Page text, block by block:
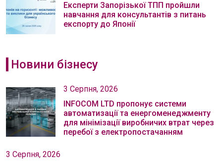
Експерти Запорізької ТПП пройшли
навчання для консультантів з питань
експорту до Японії
Новини бізнесу
3 Серпня, 2026
INFOCOM LTD пропонує системи
автоматизації та енергоменеджменту
для мінімізації виробничих втрат через
перебої з електропостачанням
3 Серпня, 2026